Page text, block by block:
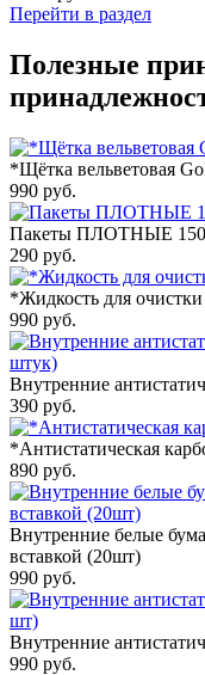
Перейти в раздел
Полезные
*Щётка вельветовая
990 руб.
Пакеты ПЛОТНЫЕ 150
290 руб.
*Жидкость для
990 руб.
Внутренние
390 руб.
*Антистатическая
890 руб.
Внутренние белые
вставкой (20шт)
990 руб.
Внутренние
990 руб.